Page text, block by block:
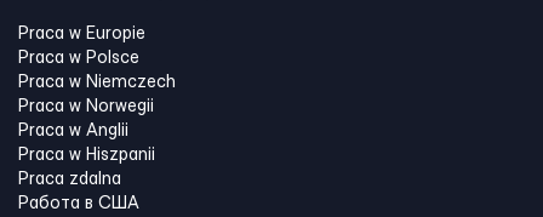
Praca w Europie
Praca w Polsce
Praca w Niemczech
Praca w Norwegii
Praca w Anglii
Praca w Hiszpanii
Praca zdalna
Работа в США